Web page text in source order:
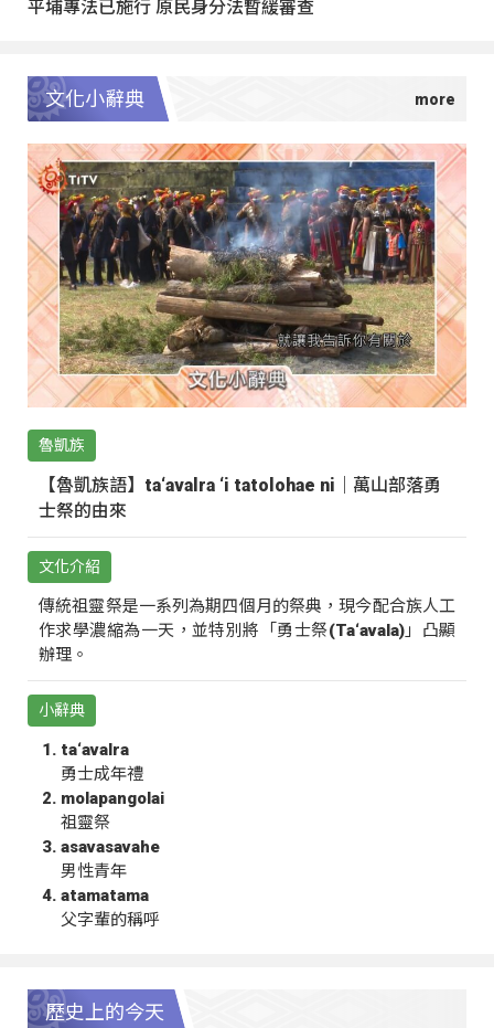
平埔專法已施行 原民身分法暫緩審查
文化小辭典
魯凱族
【魯凱族語】ta‘avalra ‘i tatolohae ni｜萬山部落勇
士祭的由來
文化介紹
傳統祖靈祭是一系列為期四個月的祭典，現今配合族人工
作求學濃縮為一天，並特別將「勇士祭(Ta‘avala)」凸顯
辦理。
小辭典
ta‘avalra
勇士成年禮
molapangolai
祖靈祭
asavasavahe
男性青年
atamatama
父字輩的稱呼
歷史上的今天